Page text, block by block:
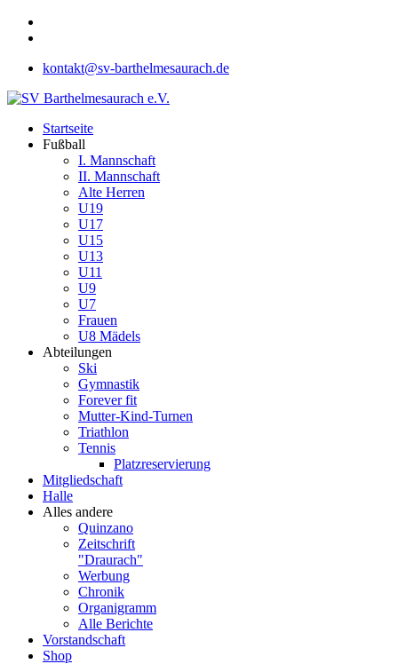
kontakt@sv-barthelmesaurach.de
Startseite
Fußball
I. Mannschaft
II. Mannschaft
Alte Herren
U19
U17
U15
U13
U11
U9
U7
Frauen
U8 Mädels
Abteilungen
Ski
Gymnastik
Forever fit
Mutter-Kind-Turnen
Triathlon
Tennis
Platzreservierung
Mitgliedschaft
Halle
Alles andere
Quinzano
Zeitschrift
"Draurach"
Werbung
Chronik
Organigramm
Alle Berichte
Vorstandschaft
Shop